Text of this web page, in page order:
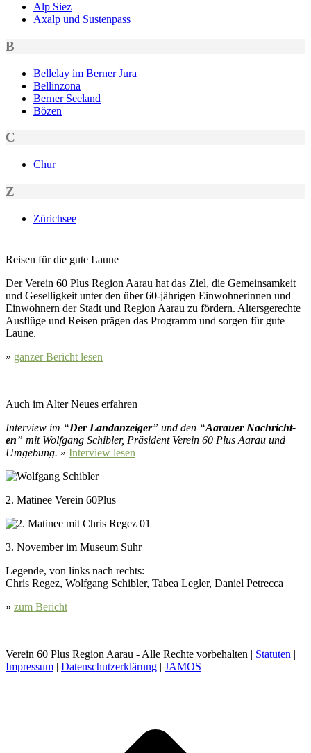
Alp Siez
Axalp und Susten­pass
B
Bel­le­lay im Bern­er Jura
Bellinzona
Bern­er See­land
Bözen
C
Chur
Z
Zürich­see
Reisen für die gute Laune
Der Vere­in 60 Plus Region Aarau hat das Ziel, die Gemein­samkeit
und Gesel­ligkeit unter den über 60-jähri­gen Ein­wohner­in­nen und
Ein­wohn­ern der Stadt und Region Aarau zu fördern. Alters­gerechte
Ausflüge und Reisen prä­gen das Pro­gramm und sor­gen für gute
Laune.
» ganz­er Bericht lesen
Auch im Alter Neues erfahren
Inter­view im “Der Lan­danzeiger” und den “Aarauer Nachricht­
en” mit Wolf­gang Schi­bler, Präsi­dent Vere­in 60 Plus Aarau und
Umge­bung. » Inter­view lesen
2. Matinee Verein 60Plus
3. Novem­ber im Muse­um Suhr
Leg­ende, von links nach rechts:
Chris Regez, Wolf­gang Schi­bler, Tabea Legler, Daniel Petrec­ca
» zum Bericht
Verein 60 Plus Region Aarau - Alle Rechte vorbehalten | Statuten |
Impressum | Datenschutzerklärung | JAMOS